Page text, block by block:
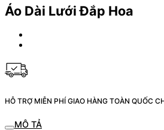
Áo Dài Lưới Đắp Hoa
HỖ TRỢ MIỄN PHÍ GIAO HÀNG TOÀN QUỐC
MÔ TẢ